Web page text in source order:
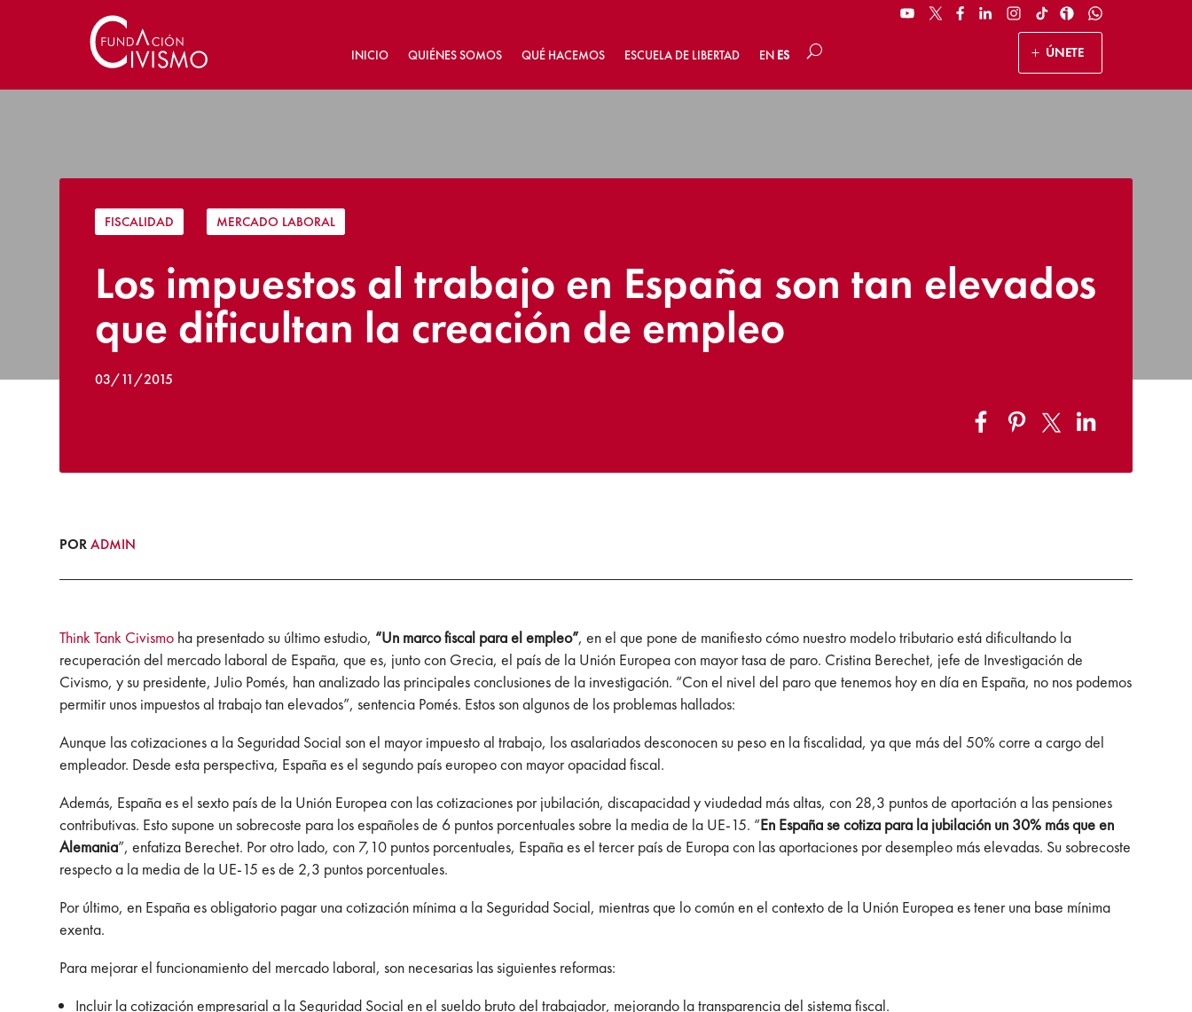
INICIO QUIÉNES SOMOS QUÉ HACEMOS ESCUELA DE LIBERTAD EN ES ÚNETE
FISCALIDAD MERCADO LABORAL
Los impuestos al trabajo en España son tan elevados
que dificultan la creación de empleo
03/11/2015
PORADMIN
Think Tank Civismo ha presentado su último estudio, “Un marco fiscal para el empleo”, en el que pone de manifiesto cómo nuestro modelo tributario está dificultando la
recuperación del mercado laboral de España, que es, junto con Grecia, el país de la Unión Europea con mayor tasa de paro. Cristina Berechet, jefe de Investigación de
Civismo, y su presidente, Julio Pomés, han analizado las principales conclusiones de la investigación. “Con el nivel del paro que tenemos hoy en día en España, no nos podemos
permitir unos impuestos al trabajo tan elevados”, sentencia Pomés. Estos son algunos de los problemas hallados:
Aunque las cotizaciones a la Seguridad Social son el mayor impuesto al trabajo, los asalariados desconocen su peso en la fiscalidad, ya que más del 50% corre a cargo del
empleador. Desde esta perspectiva, España es el segundo país europeo con mayor opacidad fiscal.
Además, España es el sexto país de la Unión Europea con las cotizaciones por jubilación, discapacidad y viudedad más altas, con 28,3 puntos de aportación a las pensiones
contributivas. Esto supone un sobrecoste para los españoles de 6 puntos porcentuales sobre la media de la UE-15. “En España se cotiza para la jubilación un 30% más que en
Alemania”, enfatiza Berechet. Por otro lado, con 7,10 puntos porcentuales, España es el tercer país de Europa con las aportaciones por desempleo más elevadas. Su sobrecoste
respecto a la media de la UE-15 es de 2,3 puntos porcentuales.
Por último, en España es obligatorio pagar una cotización mínima a la Seguridad Social, mientras que lo común en el contexto de la Unión Europea es tener una base mínima
exenta.
Para mejorar el funcionamiento del mercado laboral, son necesarias las siguientes reformas:
Incluir la cotización empresarial a la Seguridad Social en el sueldo bruto del trabajador, mejo­rando la transparencia del sistema fiscal.